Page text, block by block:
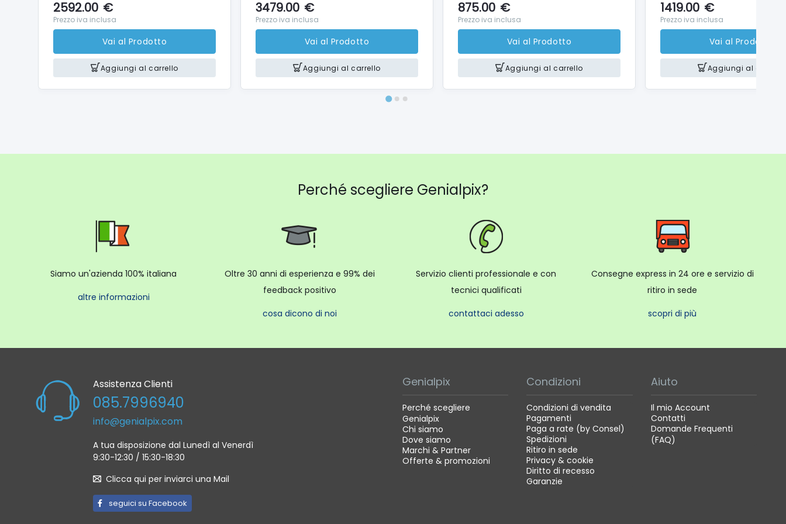
EOS Ra
EOS R5
2592.00 €
Prezzo iva inclusa
Vai al Prodotto
Aggiungi al carrello
3479.00 €
Prezzo iva inclusa
Vai al Prodotto
Aggiungi al carrello
875.00 €
Prezzo iva inclusa
Vai al Prodotto
Aggiungi al carrello
1419.00 €
Prezzo iva inclusa
Vai al Prodotto
Aggiungi al carrello
Perché scegliere Genialpix?
Siamo un'azienda 100% italiana
altre informazioni
Oltre 30 anni di esperienza e 99% dei
feedback positivo
cosa dicono di noi
Servizio clienti professionale e con
tecnici qualificati
contattaci adesso
Consegne express in 24 ore e servizio di
ritiro in sede
scopri di più
Assistenza Clienti
085.7996940
info@genialpix.com
A tua disposizione dal Lunedì al Venerdì
9:30-12:30 / 15:30-18:30
Clicca qui per inviarci una Mail
seguici su Facebook
Genialpix
Perché scegliere
Genialpix
Chi siamo
Dove siamo
Marchi & Partner
Offerte & promozioni
Condizioni
Condizioni di vendita
Pagamenti
Paga a rate (by Consel)
Spedizioni
Ritiro in sede
Privacy & cookie
Diritto di recesso
Garanzie
Aiuto
Il mio Account
Contatti
Domande Frequenti
(FAQ)